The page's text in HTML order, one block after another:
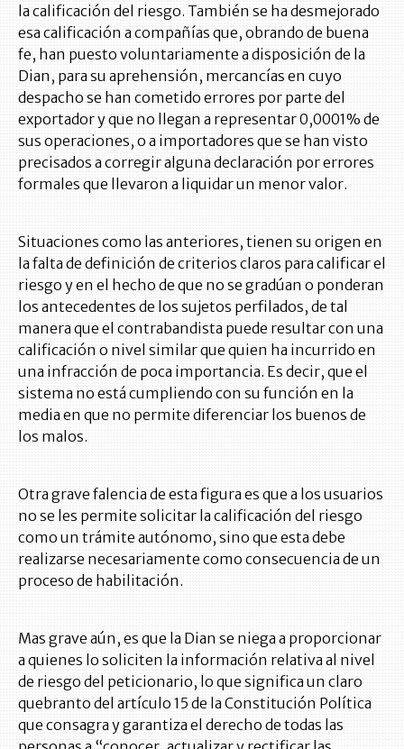
la calificación del riesgo. También se ha desmejorado
esa calificación a compañías que, obrando de buena
fe, han puesto voluntariamente a disposición de la
Dian, para su aprehensión, mercancías en cuyo
despacho se han cometido errores por parte del
exportador y que no llegan a representar 0,0001% de
sus operaciones, o a importadores que se han visto
precisados a corregir alguna declaración por errores
formales que llevaron a liquidar un menor valor.
Situaciones como las anteriores, tienen su origen en
la falta de definición de criterios claros para calificar el
riesgo y en el hecho de que no se gradúan o ponderan
los antecedentes de los sujetos perfilados, de tal
manera que el contrabandista puede resultar con una
calificación o nivel similar que quien ha incurrido en
una infracción de poca importancia. Es decir, que el
sistema no está cumpliendo con su función en la
media en que no permite diferenciar los buenos de
los malos.
Otra grave falencia de esta figura es que a los usuarios
no se les permite solicitar la calificación del riesgo
como un trámite autónomo, sino que esta debe
realizarse necesariamente como consecuencia de un
proceso de habilitación.
Mas grave aún, es que la Dian se niega a proporcionar
a quienes lo soliciten la información relativa al nivel
de riesgo del peticionario, lo que significa un claro
quebranto del artículo 15 de la Constitución Política
que consagra y garantiza el derecho de todas las